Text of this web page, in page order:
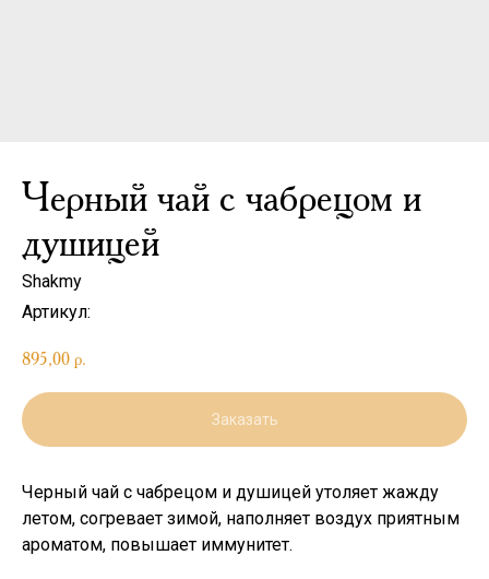
Черный чай с чабрецом и
душицей
Shakmy
Артикул:
895,00 р.
Заказать
Черный чай с чабрецом и душицей утоляет жажду
летом, согревает зимой, наполняет воздух приятным
ароматом, повышает иммунитет.